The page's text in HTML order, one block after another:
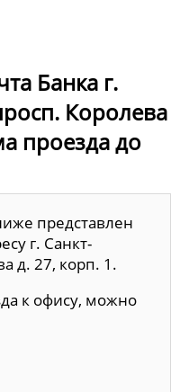
Банка г.
Королева
проезда до
представлен
г. Санкт-
д. 27, корп. 1.
к офису, можно